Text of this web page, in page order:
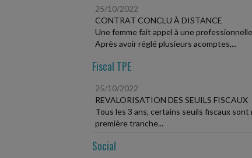
25/10/2022
CONTRAT CONCLU À DISTANCE
Une femme fait appel à une
Après avoir réglé plusieurs acomptes,...
Fiscal TPE
25/10/2022
REVALORISATION DES SEUILS FISCAUX
Tous les 3 ans, certains seuils fiscaux
première tranche...
Social